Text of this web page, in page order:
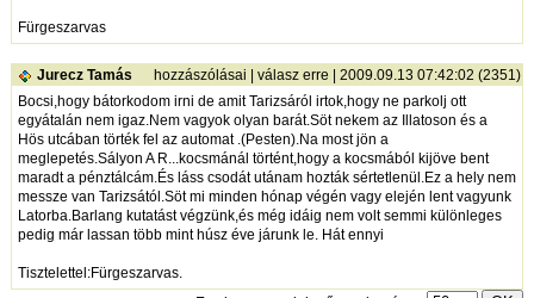
Fürgeszarvas
Jurecz Tamás hozzászólásai |válasz erre | 2009.09.13 07:42:02 (2351)
Bocsi,hogy bátorkodom irni de amit Tarizsáról irtok,hogy ne parkolj ott
egyátalán nem igaz.Nem vagyok olyan barát.Söt nekem az Illatoson és a
Hös utcában törték fel az automat .(Pesten).Na most jön a
meglepetés.Sályon A R...kocsmánál történt,hogy a kocsmából kijöve bent
maradt a pénztálcám.És láss csodát utánam hozták sértetlenül.Ez a hely nem
messze van Tarizsától.Söt mi minden hónap végén vagy elején lent vagyunk
Latorba.Barlang kutatást végzünk,és még idáig nem volt semmi különleges
pedig már lassan több mint húsz éve járunk le. Hát ennyi
Tisztelettel:Fürgeszarvas.